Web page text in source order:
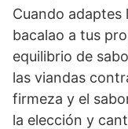
Cuando adaptes
bacalao a tus
equilibrio de
las viandas
firmeza y el
la elección y